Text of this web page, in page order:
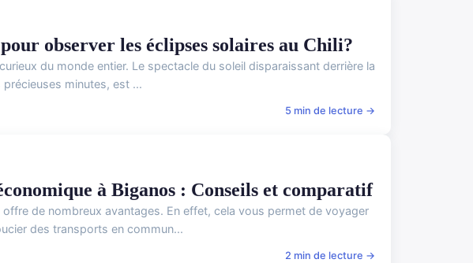
observer les éclipses solaires au Chili?
du monde entier. Le spectacle du soleil disparaissant derrière la
minutes, est ...
5 min de lecture →
à Biganos : Conseils et comparatif
de nombreux avantages. En effet, cela vous permet de voyager
des transports en commun...
2 min de lecture →